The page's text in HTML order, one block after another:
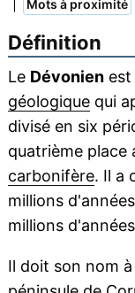
Mots à proximité
Définition
Le Dévonienest
géologiquequi
divisé en six
quatrième place
carbonifère. Il a
millions
millions
Il doit son nom